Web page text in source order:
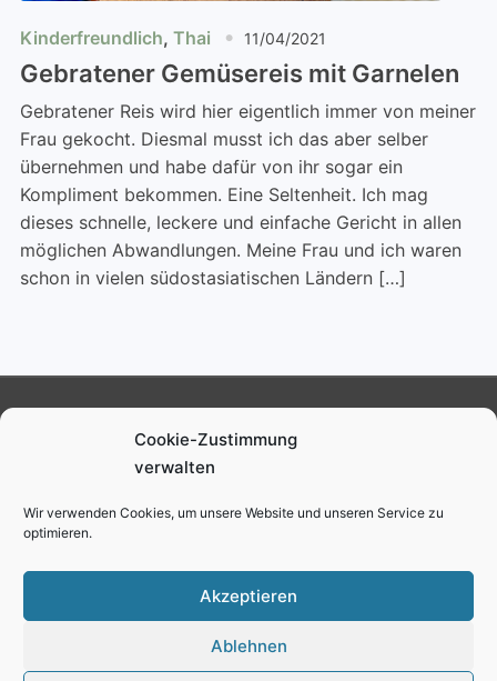
Cookie-Zustimmung
verwalten
Wir verwenden Cookies, um unsere Website und unseren Service zu
optimieren.
Akzeptieren
Ablehnen
Kinderfreundlich, Thai 11/04/2021
Gebratener Gemüsereis mit Garnelen
Gebratener Reis wird hier eigentlich immer von meiner
Frau gekocht. Diesmal musst ich das aber selber
übernehmen und habe dafür von ihr sogar ein
Kompliment bekommen. Eine Seltenheit. Ich mag
dieses schnelle, leckere und einfache Gericht in allen
möglichen Abwandlungen. Meine Frau und ich waren
schon in vielen südostasiatischen Ländern […]
Ruben Schmalenberg
Copyright © 2026 Ruben Schmalenberg —Gourmand